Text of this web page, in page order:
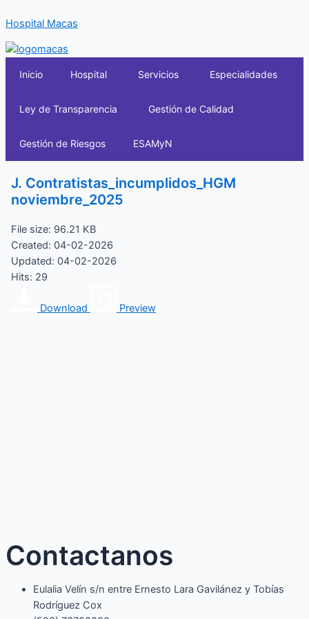
al
contenido
Hospital Macas
Inicio Hospital Servicios Especialidades
Ley de Transparencia Gestión de Calidad
Gestión de Riesgos ESAMyN
J. Contratistas_incumplidos_HGM
noviembre_2025
File size: 96.21 KB
Created: 04-02-2026
Updated: 04-02-2026
Hits: 29
Download Preview
Contactanos
Eulalia Velín s/n entre Ernesto Lara Gavilánez y Tobías
Rodríguez Cox